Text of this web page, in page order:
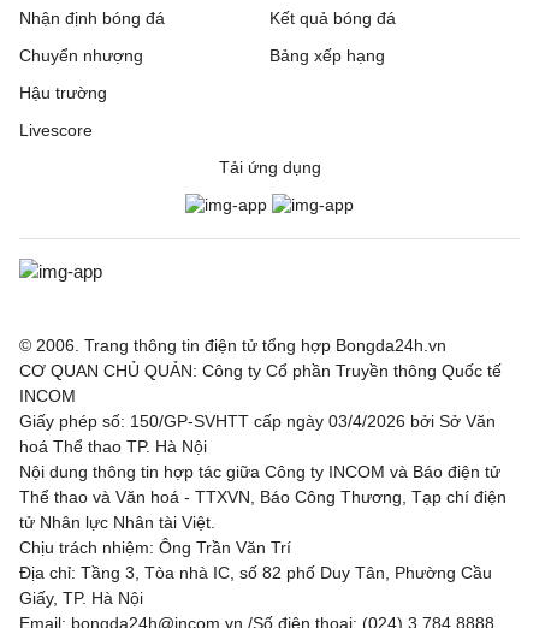
Nhận định bóng đá
Chuyển nhượng
Hậu trường
Livescore
Kết quả bóng đá
Bảng xếp hạng
Tải ứng dụng
© 2006. Trang thông tin điện tử tổng hợp Bongda24h.vn
CƠ QUAN CHỦ QUẢN: Công ty Cổ phần Truyền thông Quốc tế
INCOM
Giấy phép số: 150/GP-SVHTT cấp ngày 03/4/2026 bởi Sở Văn
hoá Thể thao TP. Hà Nội
Nội dung thông tin hợp tác giữa Công ty INCOM và Báo điện tử
Thể thao và Văn hoá - TTXVN, Báo Công Thương, Tạp chí điện
tử Nhân lực Nhân tài Việt.
Chịu trách nhiệm: Ông Trần Văn Trí
Địa chỉ: Tầng 3, Tòa nhà IC, số 82 phố Duy Tân, Phường Cầu
Giấy, TP. Hà Nội
Email: bongda24h@incom.vn /Số điện thoại: (024) 3.784 8888